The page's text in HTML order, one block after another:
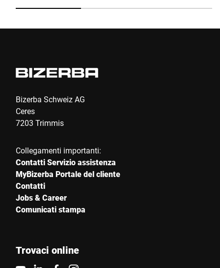
innovative solutions for efficient
commerce event in the United Kingdom,
Bizerba Schweiz AG
Ceres
7203 Trimmis
Collegamenti importanti:
Contatti Servizio assistenza
MyBizerba Portale del cliente
Contatti
Jobs & Career
Comunicati stampa
Trovaci online